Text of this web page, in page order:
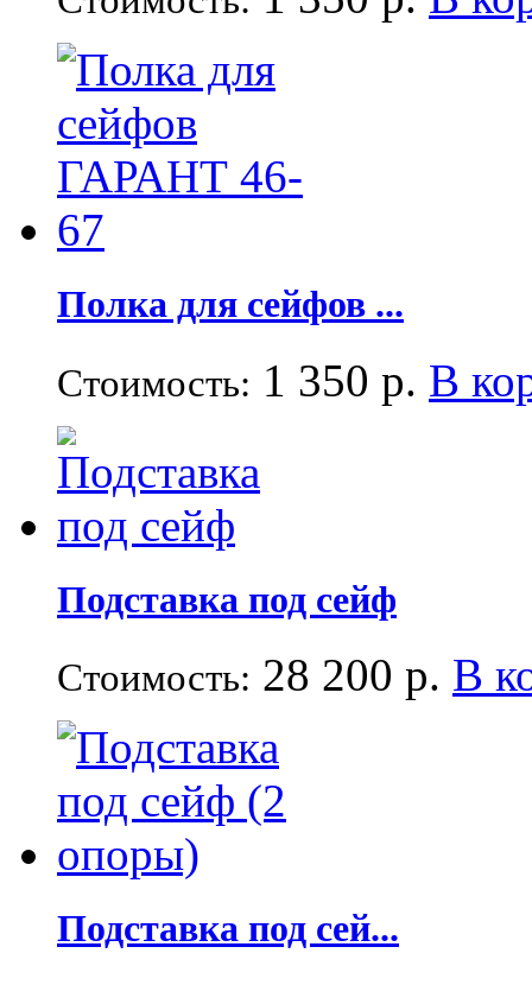
Полка для сейфов ...
Стоимость: 1 350 р. В
Подставка под сейф
Стоимость: 28 200 р. В
Подставка под сей...